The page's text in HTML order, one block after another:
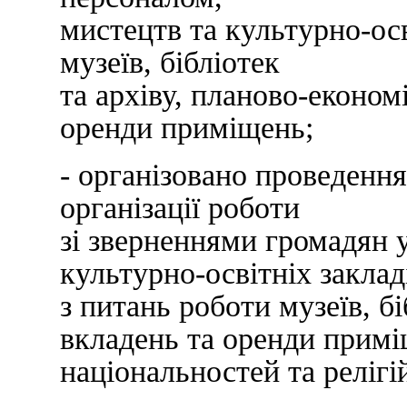
мистецтв та культурно-
музеїв, бібліотек
та архіву, планово-
оренди приміщень;
- організовано
організації роботи
зі зверненнями громадян
культурно-освітніх
з питань роботи музеїв,
вкладень та оренди
національностей та